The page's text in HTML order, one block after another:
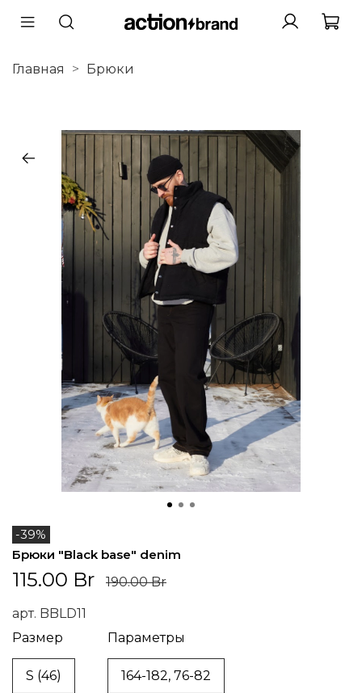
Главная Брюки
-39%
арт. BBLD11
Брюки "Black base" denim
115.00 Br 190.00 Br
Размер
S (46)
Параметры
164-182, 76-82